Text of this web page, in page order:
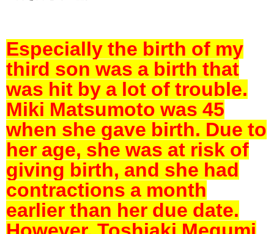
Especially the birth of my
third son was a birth that
was hit by a lot of trouble.
Miki Matsumoto was 45
when she gave birth. Due to
her age, she was at risk of
giving birth, and she had
contractions a month
earlier than her due date.